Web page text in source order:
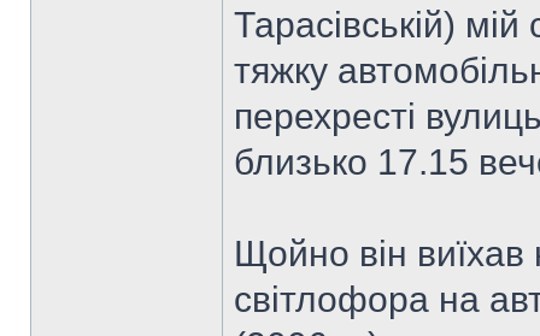
Тарасівській)
тяжку
перехресті
близько 17.15
Щойно він
світлофора на